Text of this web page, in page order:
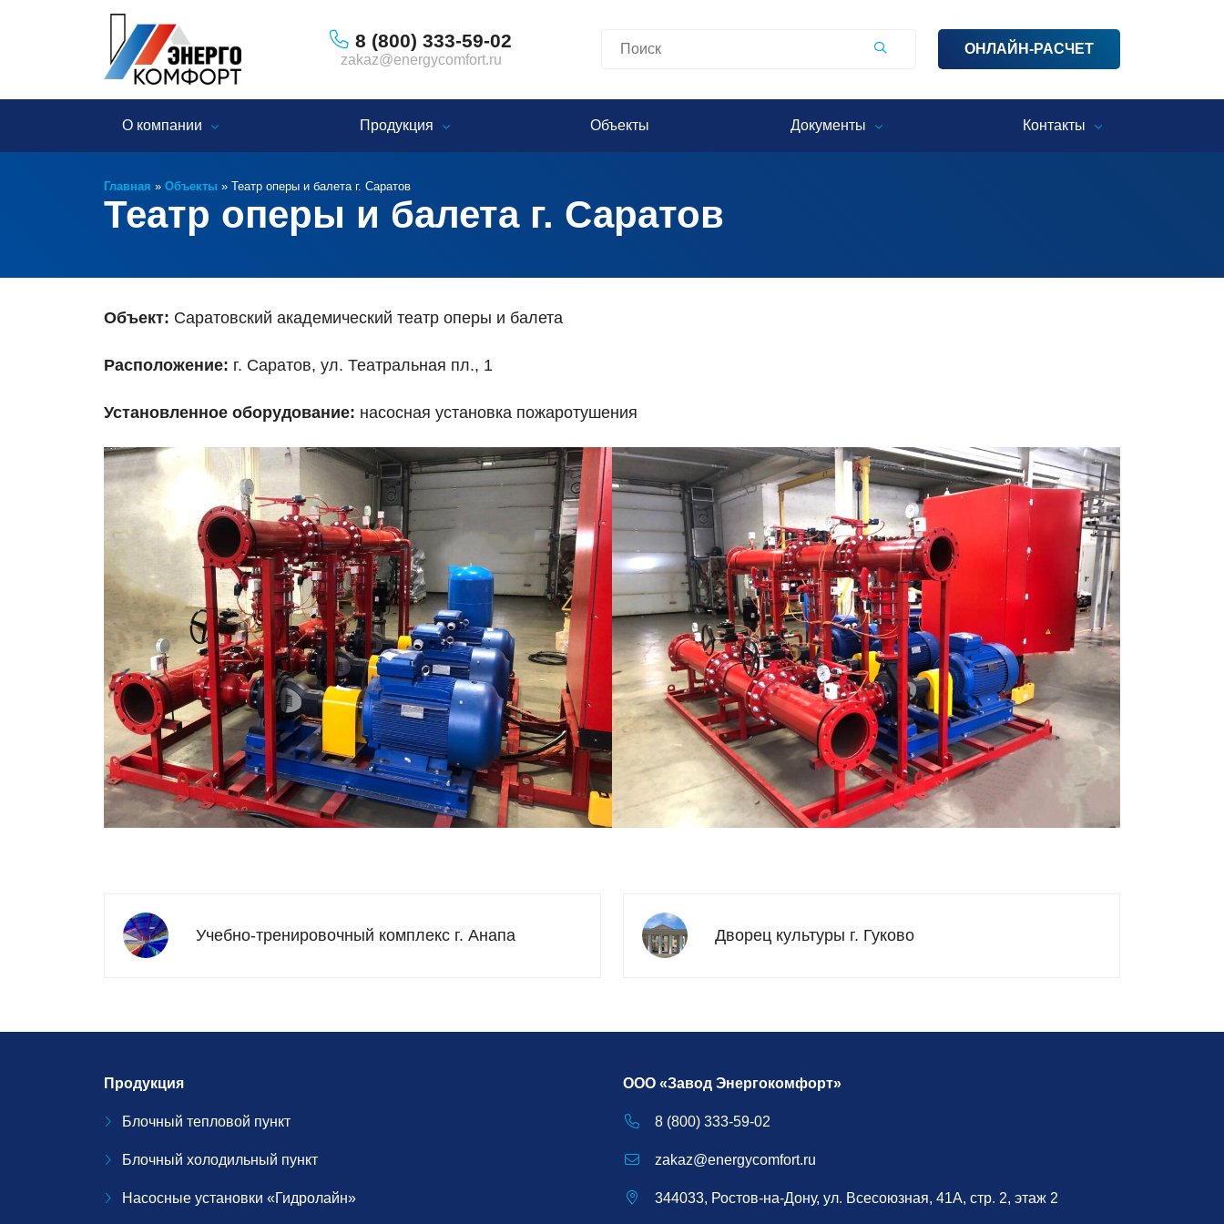
8 (800) 333-59-02
zakaz@energycomfort.ru
ОНЛАЙН-РАСЧЕТ
О компании Продукция Объекты Документы Контакты
Главная » Объекты » Театр оперы и балета г. Саратов
Театр оперы и балета г. Саратов
Объект: Саратовский академический театр оперы и балета
Расположение: г. Саратов, ул. Театральная пл., 1
Установленное оборудование: насосная установка пожаротушения
Учебно-тренировочный комплекс г. Анапа Дворец культуры г. Гуково
Продукция
Блочный тепловой пункт
Блочный холодильный пункт
Насосные установки «Гидролайн»
ООО «Завод Энергокомфорт»
8 (800) 333-59-02
zakaz@energycomfort.ru
344033, Ростов-на-Дону, ул. Всесоюзная, 41А, стр. 2, этаж 2